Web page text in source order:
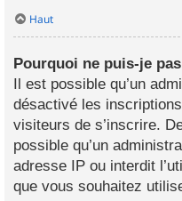
Haut
Pourquoi ne puis-je
Il est possible qu’un
désactivé les
visiteurs de s’inscrire.
possible qu’un
adresse IP ou interdit
que vous souhaitez